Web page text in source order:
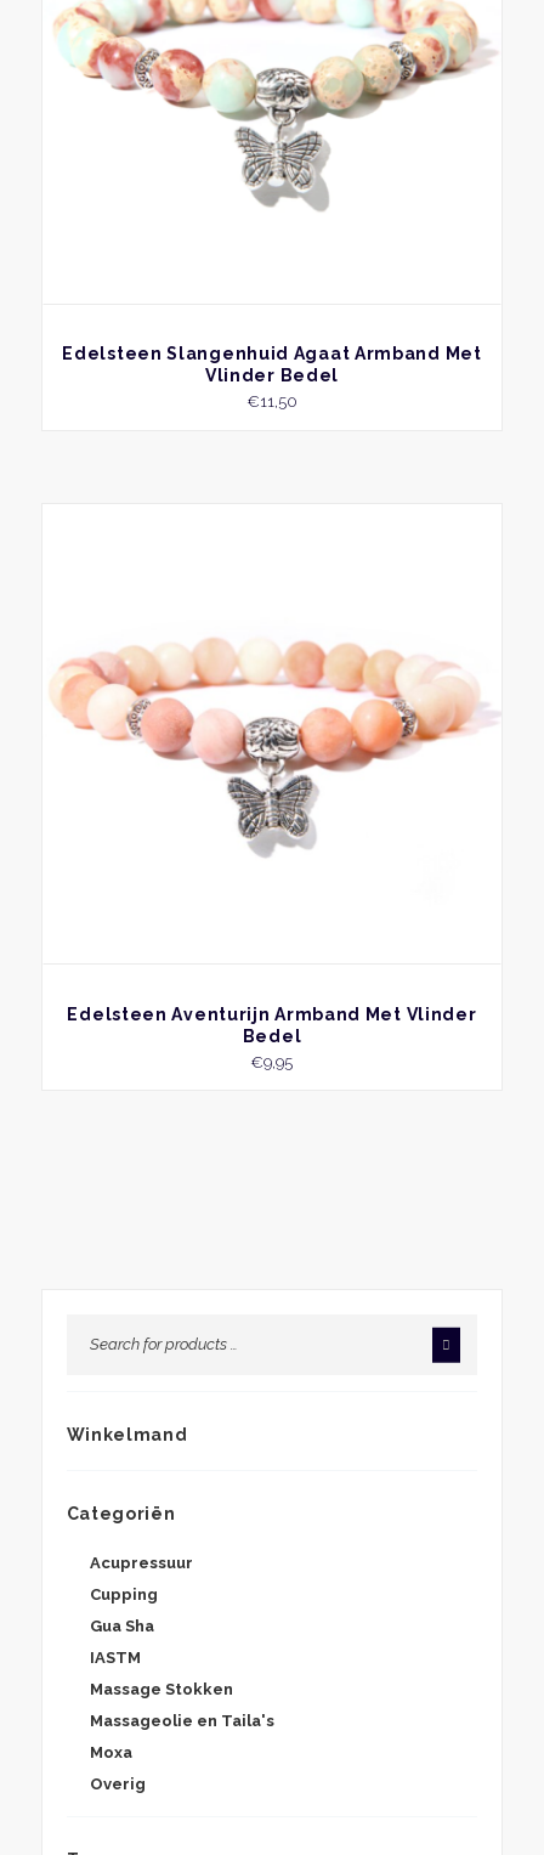
BEKIJK
Edelsteen Slangenhuid Agaat Armband Met
Vlinder Bedel
€11,50
BEKIJK
Edelsteen Aventurijn Armband Met Vlinder
Bedel
€9,95
Winkelmand
Categoriën
Acupressuur
Cupping
Gua Sha
IASTM
Massage Stokken
Massageolie en Taila's
Moxa
Overig